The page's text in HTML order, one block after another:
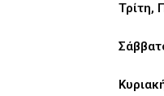
Τρίτη,